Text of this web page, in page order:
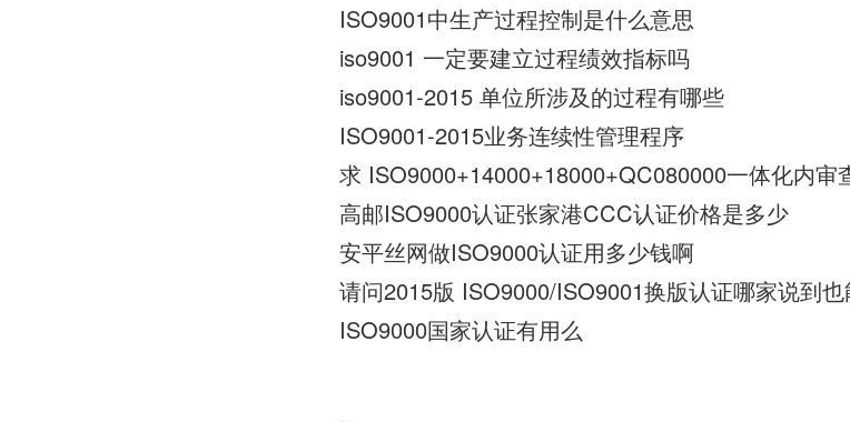
ISO9001中生产过程控制是什么意思
iso9001 一定要建立过程绩效指标吗
iso9001-2015 单位所涉及的过程有哪些
ISO9001-2015业务连续性管理程序
求 ISO9000+14000+18000+QC080000一体化内审
高邮ISO9000认证张家港CCC认证价格是多少
安平丝网做ISO9000认证用多少钱啊
请问2015版 ISO9000/ISO9001换版认证哪家说到也
ISO9000国家认证有用么